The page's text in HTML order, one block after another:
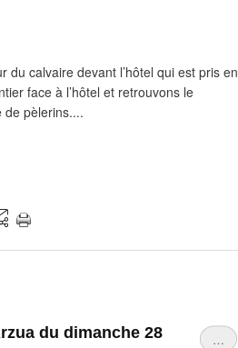
du calvaire devant l’hôtel qui est pris en
face à l’hôtel et retrouvons le
pèlerins....
…
du dimanche 28